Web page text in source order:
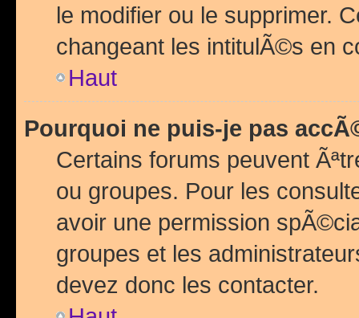
le modifier ou le supprimer.
changeant les intitulÃ©s en
Haut
Pourquoi ne puis-je pas
Certains forums peuvent
ou groupes. Pour les
avoir une permission
groupes et les
devez donc les contacter.